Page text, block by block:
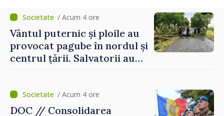
/ Acum 4 ore
Vântul puternic și ploile au
provocat pagube în nordul și
centrul țării. Salvatorii au
/ Acum 4 ore
DOC // Consolidarea